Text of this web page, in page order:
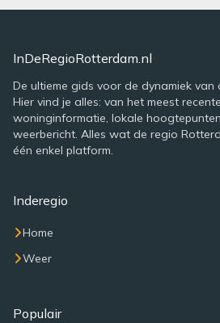
InDeRegioRotterdam.nl
De ultieme gids voor de dynamiek van
Hier vind je alles: van het meest
woninginformatie, lokale
weerbericht. Alles wat de regio
één enkel platform.
Inderegio
Home
Weer
Populair